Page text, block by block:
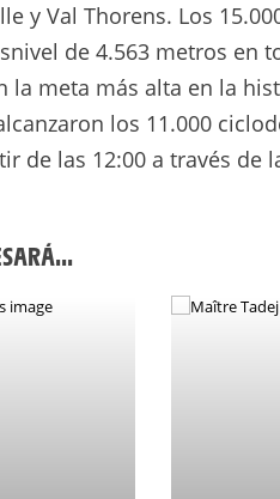
y Val Thorens. Los
de 4.563 metros en
la meta más alta en la
los 11.000
de las 12:00 a través de